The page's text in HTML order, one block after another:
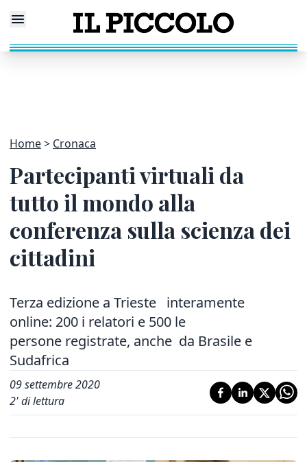
Home Cronaca
Partecipanti virtuali da
tutto il mondo alla
conferenza sulla scienza dei
cittadini
Terza edizione a Trieste interamente
online: 200 i relatori e 500 le
persone registrate, anche da Brasile e
Sudafrica
09 settembre 2020
2' di lettura